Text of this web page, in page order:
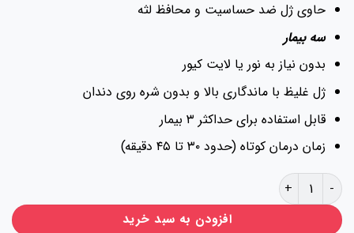
حاوی ژل ضد حساسیت و محافظ لثه
سه بیمار
بدون نیاز به نور یا لایت کیور
ژل غلیظ با ماندگاری بالا و بدون شره روی دندان
قابل استفاده برای حداکثر ۳ بیمار
زمان درمان کوتاه (حدود ۳۰ تا ۴۵ دقیقه)
آفیس مروابن عدد
افزودن به سبد خرید